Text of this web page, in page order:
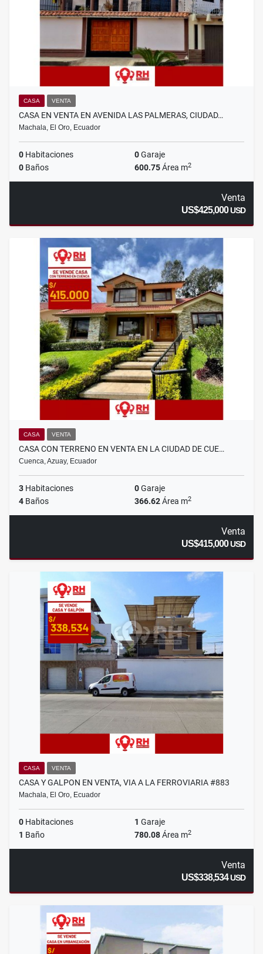
CASA VENTA
CASA EN VENTA EN AVENIDA LAS PALMERAS, CIUDAD…
Machala, El Oro, Ecuador
0 Habitaciones 0Garaje
0 Baños 600.75Área m2
Venta
US$425,000USD
CASA VENTA
CASA CON TERRENO EN VENTA EN LA CIUDAD DE CUE…
Cuenca, Azuay, Ecuador
3 Habitaciones 0Garaje
4 Baños 366.62Área m2
Venta
US$415,000USD
CASA VENTA
CASA Y GALPON EN VENTA, VIA A LA FERROVIARIA #883
Machala, El Oro, Ecuador
0 Habitaciones 1 Garaje
1 Baño 780.08Área m2
Venta
US$338,534USD